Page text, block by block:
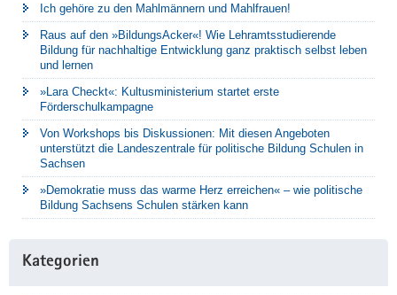
Ich gehöre zu den Mahlmännern und Mahlfrauen!
Raus auf den »BildungsAcker«! Wie Lehramtsstudierende
Bildung für nachhaltige Entwicklung ganz praktisch selbst leben
und lernen
»Lara Checkt«: Kultusministerium startet erste
Förderschulkampagne
Von Workshops bis Diskussionen: Mit diesen Angeboten
unterstützt die Landeszentrale für politische Bildung Schulen in
Sachsen
»Demokratie muss das warme Herz erreichen« – wie politische
Bildung Sachsens Schulen stärken kann
Kategorien